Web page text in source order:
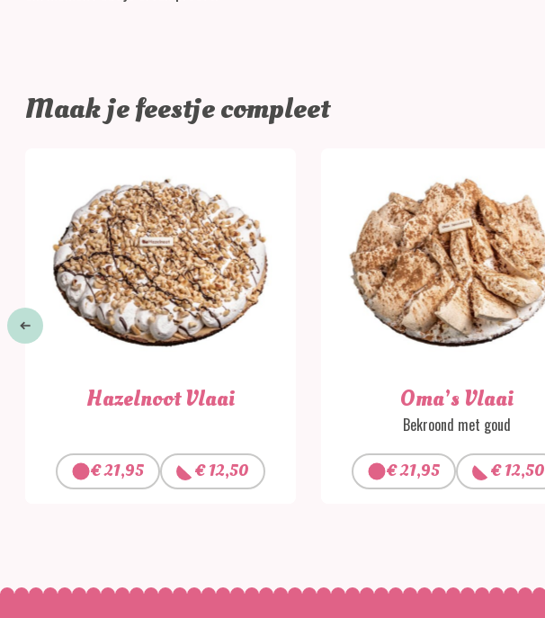
Maak je feestje compleet
Hazelnoot Vlaai
€21,95 €12,50
Oma’s Vlaai
Bekroond met goud
€21,95 €12,50